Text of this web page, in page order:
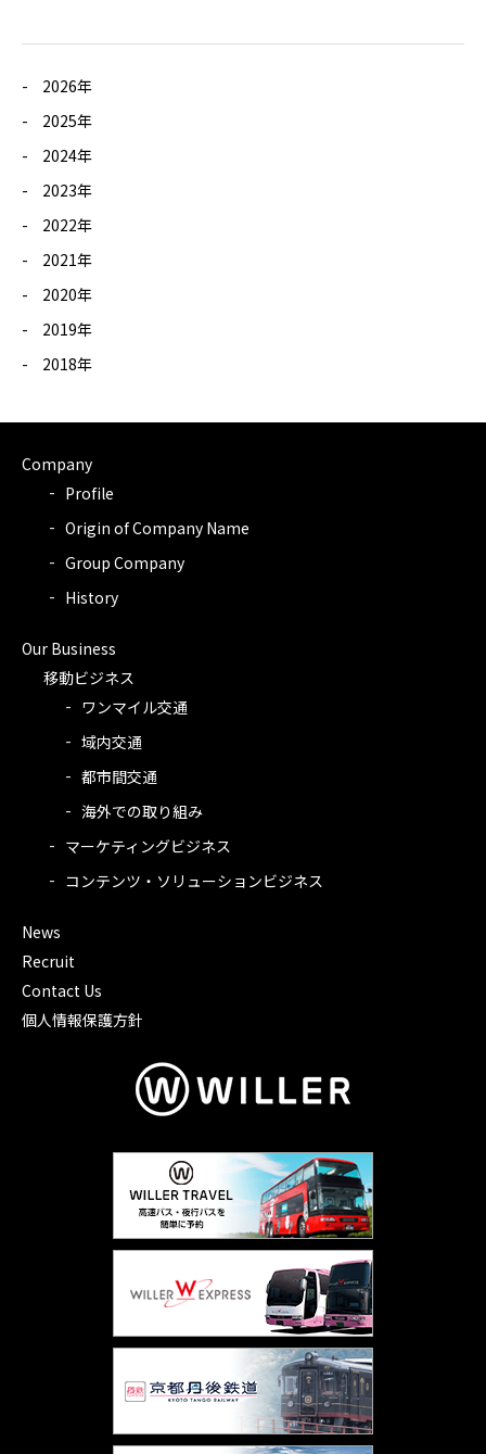
2026年
2025年
2024年
2023年
2022年
2021年
2020年
2019年
2018年
Company
Profile
Origin of Company Name
Group Company
History
Our Business
移動ビジネス
ワンマイル交通
域内交通
都市間交通
海外での取り組み
マーケティングビジネス
コンテンツ・ソリューションビジネス
News
Recruit
Contact Us
個人情報保護方針